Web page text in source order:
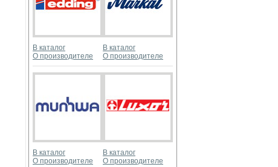
В каталог
О производителе
В каталог
О производителе
В каталог
О производителе
В каталог
О производителе